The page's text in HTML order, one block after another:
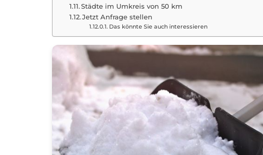
Städte im Umkreis von 50 km
Jetzt Anfrage stellen
Das könnte Sie auch interessieren